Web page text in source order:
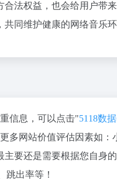
法权益，也会给用户带
同维护健康的网络音乐环
信息，可以点击"5118数据
多网站价值评估因素如：
要还是需要根据您自身
跳出率等！